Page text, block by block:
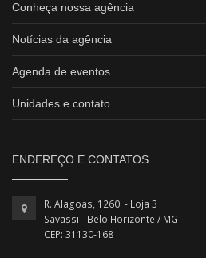
Conheça nossa agência
Notícias da agência
Agenda de eventos
Unidades e contato
ENDEREÇO E CONTATOS
R. Alagoas, 1260 - Loja 3
Savassi - Belo Horizonte / MG
CEP: 31130-168